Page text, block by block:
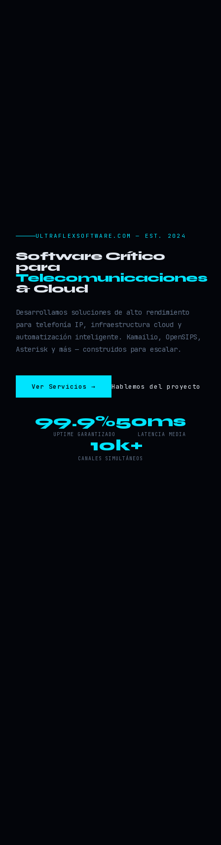
ULTRAFLEXSOFTWARE.COM — EST. 2024
Software Crítico
para
Telecomunicaciones
& Cloud
Desarrollamos soluciones de alto rendimiento
para telefonía IP, infraestructura cloud y
automatización inteligente. Kamailio, OpenSIPS,
Asterisk y más — construidos para escalar.
Ver Servicios → Hablemos del proyecto
99.9%
UPTIME GARANTIZADO
50ms
LATENCIA MEDIA
10k+
CANALES SIMULTÁNEOS